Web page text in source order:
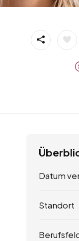
Datum
Standort